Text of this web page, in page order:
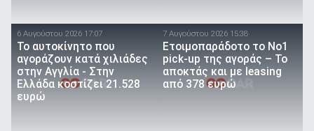
6 Αυγούστου 2026 17:07
To αυτοκίνητο που
αγοράζουν κατά χιλιάδες
στην Αγγλία - Στην
Ελλάδα κοστίζει 21.528
ευρώ
7 Αυγούστου 2026 15:38
Ετοιμοπαράδοτο το Νο1
pick-up της αγοράς – Το
αποκτάς και με leasing
από 378 ευρώ